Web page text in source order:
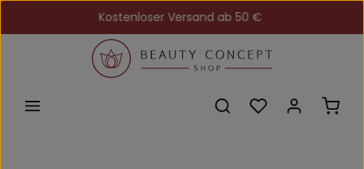
Zum Hauptinhalt springenKostenloser Versand ab 50 €
Du hast 0